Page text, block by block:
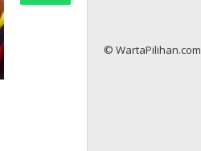
© WartaPilihan.com